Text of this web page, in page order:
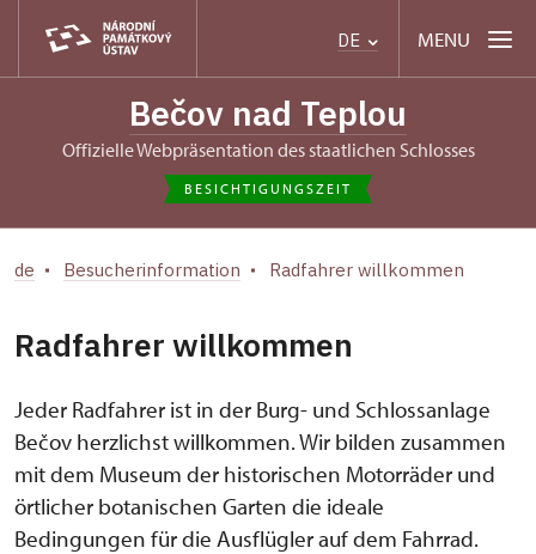
DE MENU
Bečov nad Teplou
Offizielle Webpräsentation des staatlichen Schlosses
BESICHTIGUNGSZEIT
de Besucherinformation Radfahrer willkommen
Radfahrer willkommen
Jeder Radfahrer ist in der Burg- und Schlossanlage
Bečov herzlichst willkommen. Wir bilden zusammen
mit dem Museum der historischen Motorräder und
örtlicher botanischen Garten die ideale
Bedingungen für die Ausflügler auf dem Fahrrad.